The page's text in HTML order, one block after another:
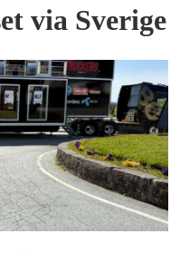
via Sverige